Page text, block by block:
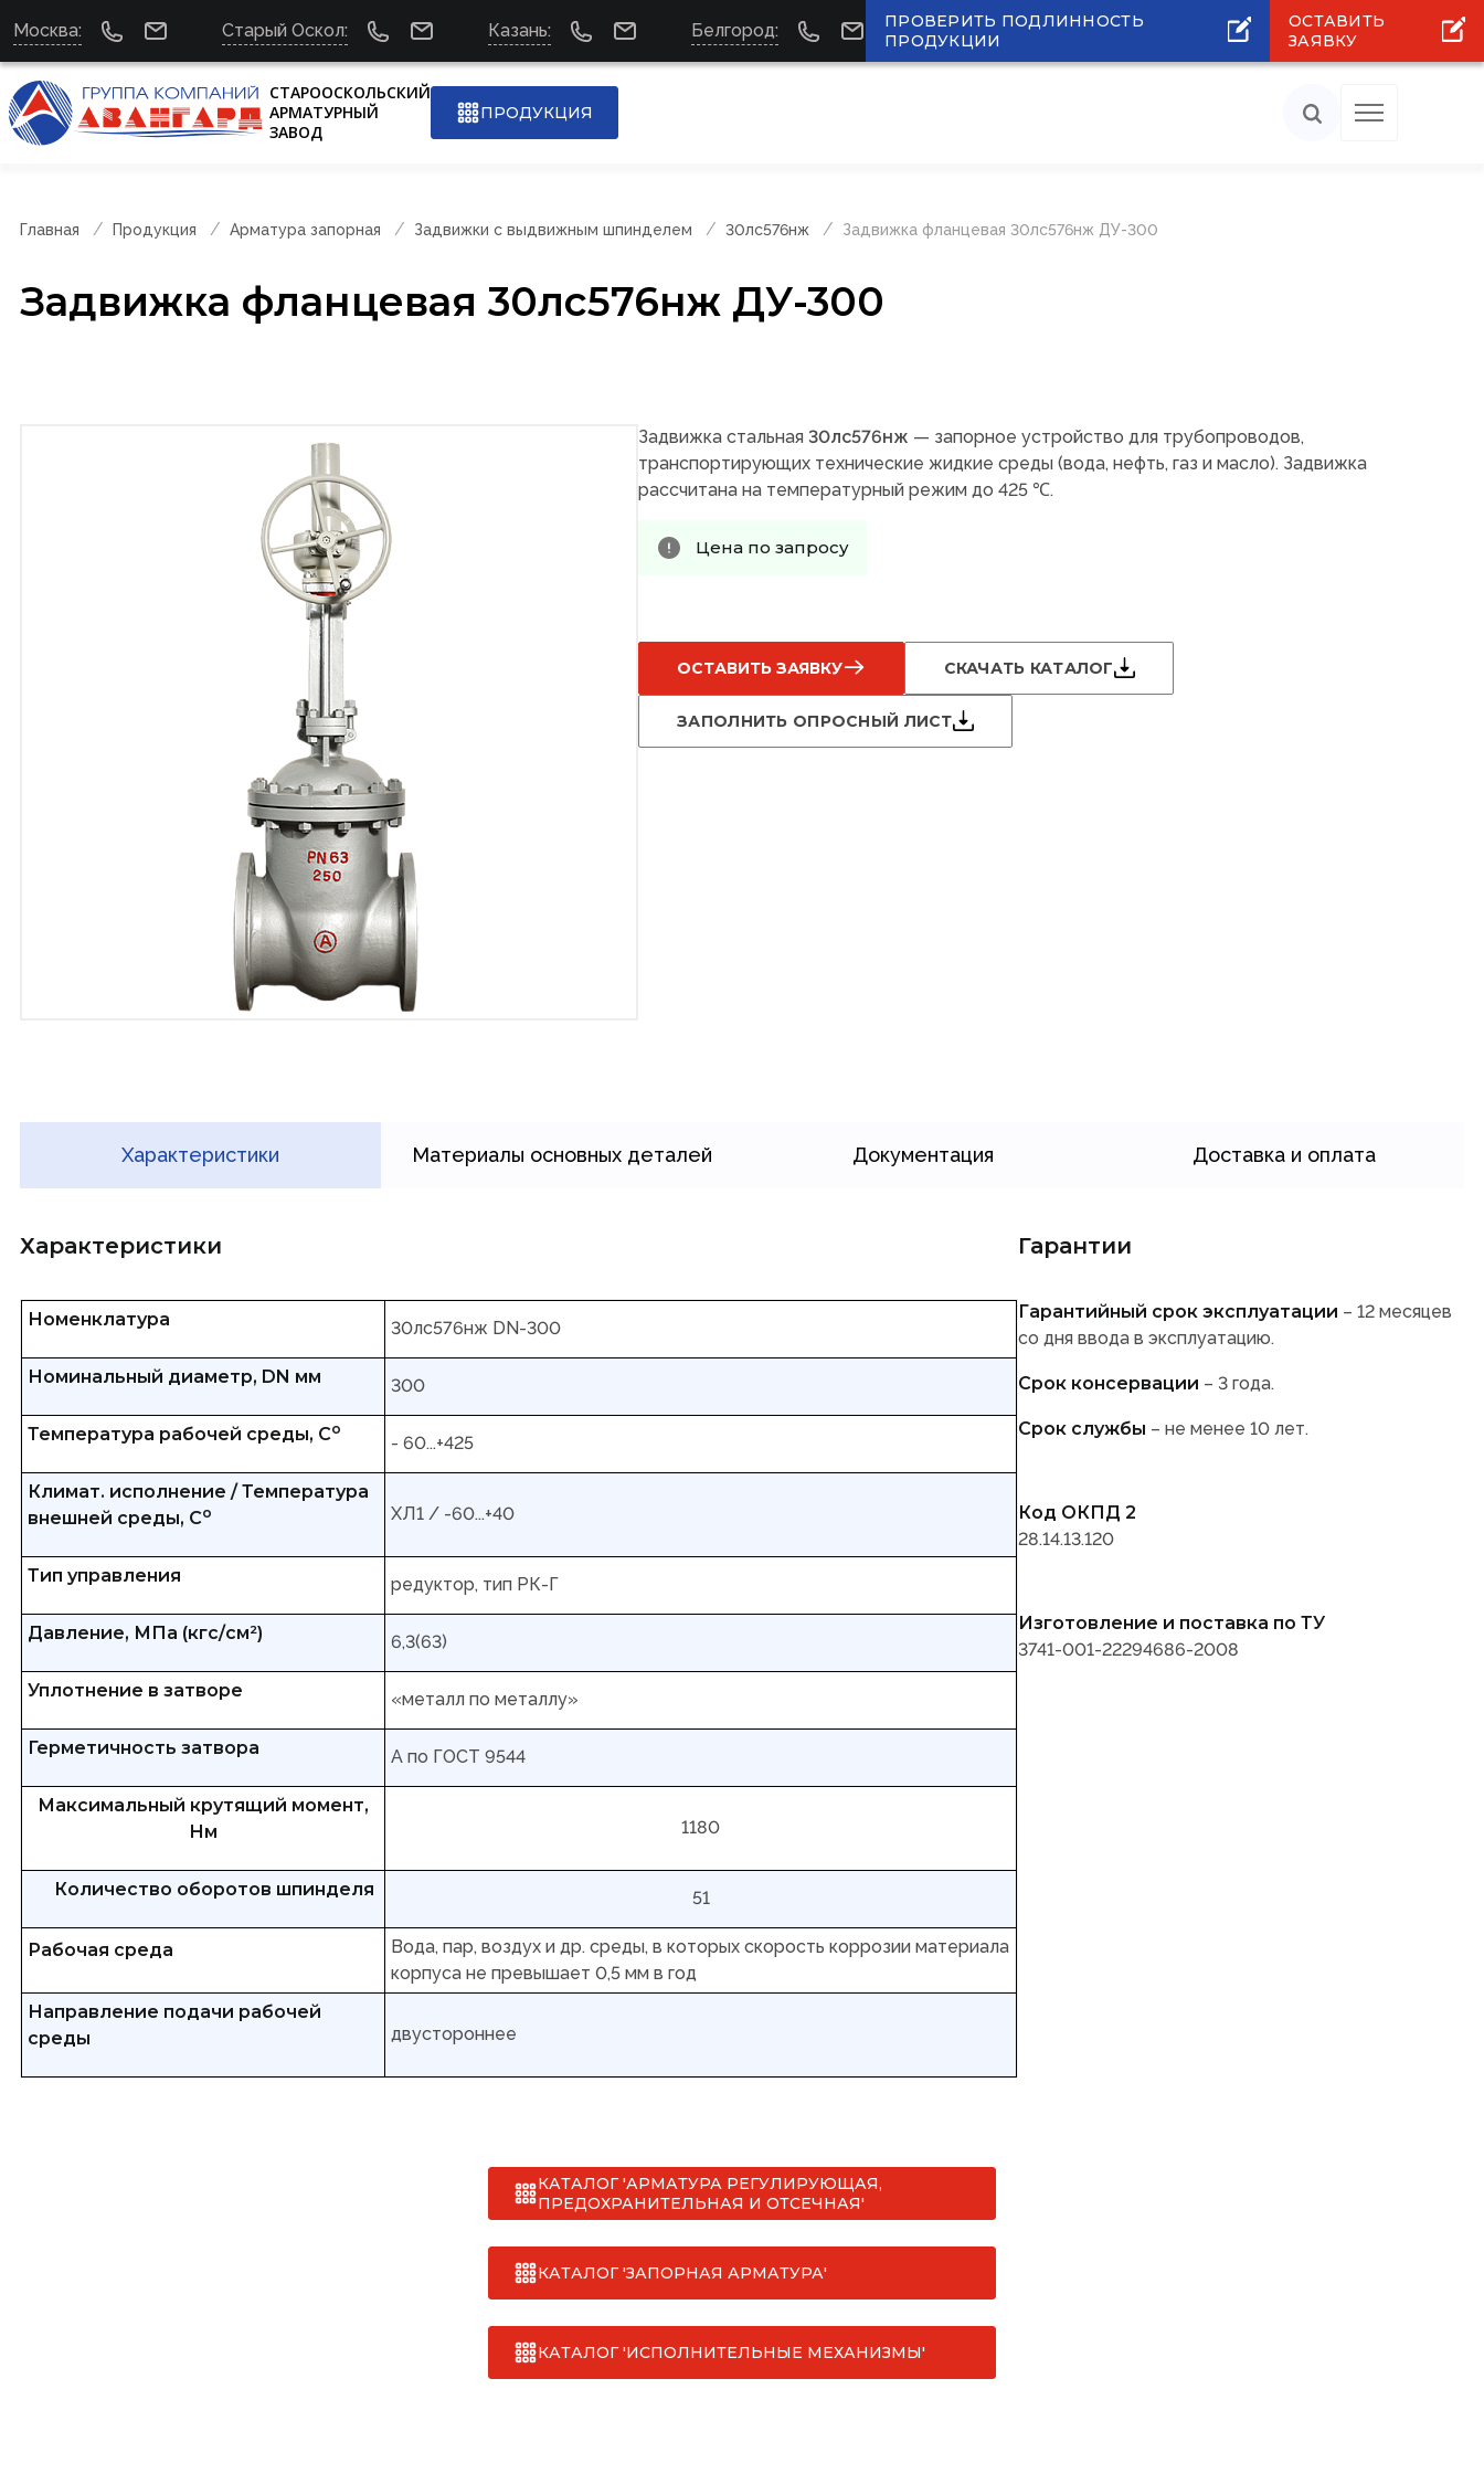
Москва: Старый Оскол: Казань: Белгород:
ПРОВЕРИТЬ ПОДЛИННОСТЬ
ПРОДУКЦИИ
ОСТАВИТЬ
ЗАЯВКУ
СТАРООСКОЛЬСКИЙ
АРМАТУРНЫЙ
ЗАВОД
ПРОДУКЦИЯ
Главная Продукция Арматура запорная Задвижки с выдвижным шпинделем 30лс576нж Задвижка фланцевая 30лс576нж ДУ-300
Задвижка фланцевая 30лс576нж ДУ-300
Задвижка стальная 30лс576нж — запорное устройство для трубопроводов,
транспортирующих технические жидкие среды (вода, нефть, газ и масло). Задвижка
рассчитана на температурный режим до 425 ℃.
Цена по запросу
ОСТАВИТЬ ЗАЯВКУ СКАЧАТЬ КАТАЛОГ
ЗАПОЛНИТЬ ОПРОСНЫЙ ЛИСТ
Характеристики Материалы основных деталей Документация Доставка и оплата
Характеристики
Номенклатура 30лс576нж DN-300
Номинальный диаметр, DN мм 300
Температура рабочей среды, Со
- 60...+425
Климат. исполнение / Температура
внешней среды, Со ХЛ1 / -60...+40
Тип управления редуктор, тип РК-Г
Давление, МПа (кгс/см²) 6,3(63)
Уплотнение в затворе «металл по металлу»
Герметичность затвора А по ГОСТ 9544
Максимальный крутящий момент,
Нм
1180
Количество оборотов шпинделя 51
Рабочая среда
Вода, пар, воздух и др. среды, в которых скорость коррозии материала
корпуса не превышает 0,5 мм в год
Направление подачи рабочей
среды
двустороннее
Гарантии
Гарантийный срок эксплуатации – 12 месяцев
со дня ввода в эксплуатацию.
Срок консервации – 3 года.
Срок службы – не менее 10 лет.
Код ОКПД 2
28.14.13.120
Изготовление и поставка по ТУ
3741-001-22294686-2008
КАТАЛОГ 'АРМАТУРА РЕГУЛИРУЮЩАЯ,
ПРЕДОХРАНИТЕЛЬНАЯ И ОТСЕЧНАЯ'
КАТАЛОГ 'ЗАПОРНАЯ АРМАТУРА'
КАТАЛОГ 'ИСПОЛНИТЕЛЬНЫЕ МЕХАНИЗМЫ'